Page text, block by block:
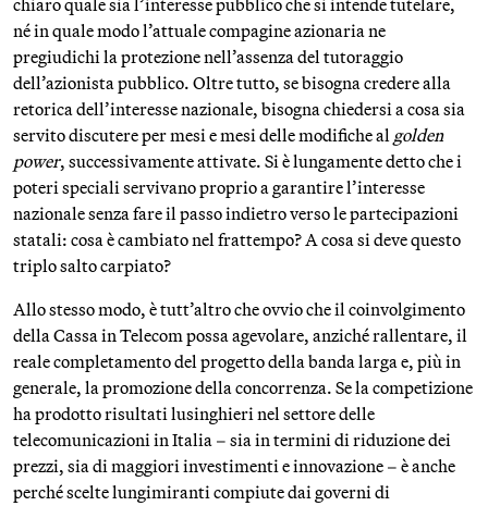
chiaro quale sia l’interesse pubblico che si intende tutelare,
né in quale modo l’attuale compagine azionaria ne
pregiudichi la protezione nell’assenza del tutoraggio
dell’azionista pubblico. Oltre tutto, se bisogna credere alla
retorica dell’interesse nazionale, bisogna chiedersi a cosa sia
servito discutere per mesi e mesi delle modifiche al golden
power, successivamente attivate. Si è lungamente detto che i
poteri speciali servivano proprio a garantire l’interesse
nazionale senza fare il passo indietro verso le partecipazioni
statali: cosa è cambiato nel frattempo? A cosa si deve questo
triplo salto carpiato?
Allo stesso modo, è tutt’altro che ovvio che il coinvolgimento
della Cassa in Telecom possa agevolare, anziché rallentare, il
reale completamento del progetto della banda larga e, più in
generale, la promozione della concorrenza. Se la competizione
ha prodotto risultati lusinghieri nel settore delle
telecomunicazioni in Italia – sia in termini di riduzione dei
prezzi, sia di maggiori investimenti e innovazione – è anche
perché scelte lungimiranti compiute dai governi di